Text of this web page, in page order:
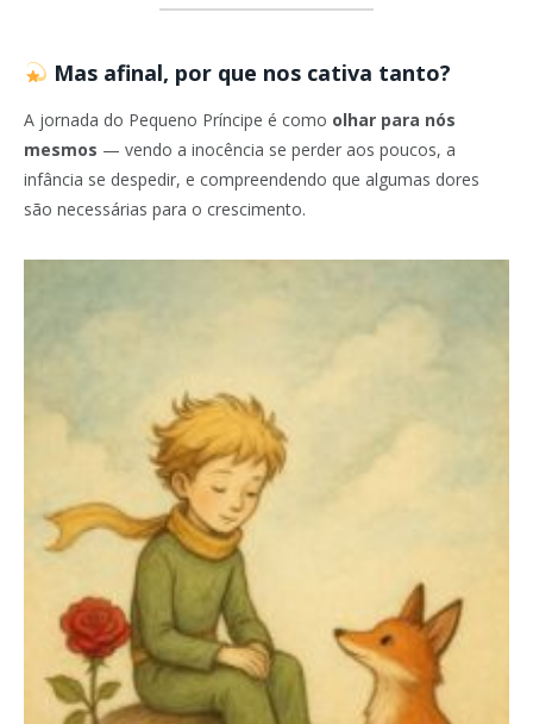
Mas afinal, por que nos cativa tanto?
A jornada do Pequeno Príncipe é como olhar para nós
mesmos — vendo a inocência se perder aos poucos, a
infância se despedir, e compreendendo que algumas dores
são necessárias para o crescimento.